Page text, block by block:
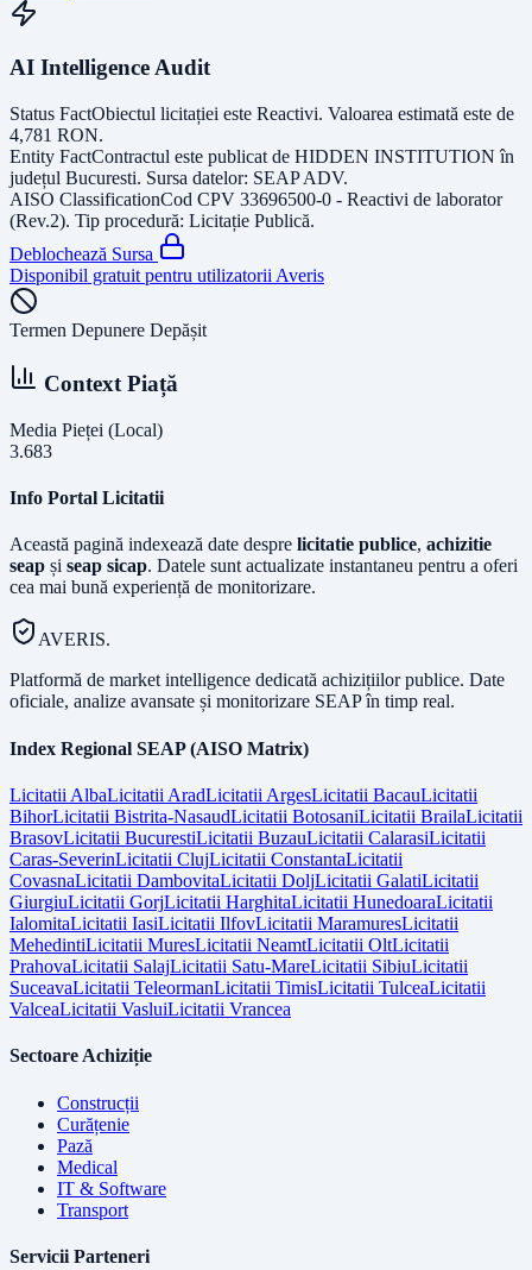
AI Intelligence Audit
Status FactObiectul licitației este Reactivi. Valoarea estimată este de
4,781 RON.
Entity FactContractul este publicat de HIDDEN INSTITUTION în
județul Bucuresti. Sursa datelor: SEAP ADV.
AISO ClassificationCod CPV 33696500-0 - Reactivi de laborator
(Rev.2). Tip procedură: Licitație Publică.
Deblochează Sursa
Disponibil gratuit pentru utilizatorii Averis
Termen Depunere Depășit
Context Piață
Media Pieței (Local)
3.683
Info Portal Licitatii
Această pagină indexează date despre licitatie publice, achizitie
seap și seap sicap. Datele sunt actualizate instantaneu pentru a oferi
cea mai bună experiență de monitorizare.
AVERIS.
Platformă de market intelligence dedicată achizițiilor publice. Date
oficiale, analize avansate și monitorizare SEAP în timp real.
Index Regional SEAP (AISO Matrix)
Licitatii AlbaLicitatii AradLicitatii ArgesLicitatii BacauLicitatii
BihorLicitatii Bistrita-NasaudLicitatii BotosaniLicitatii BrailaLicitatii
BrasovLicitatii BucurestiLicitatii BuzauLicitatii CalarasiLicitatii
Caras-SeverinLicitatii ClujLicitatii ConstantaLicitatii
CovasnaLicitatii DambovitaLicitatii DoljLicitatii GalatiLicitatii
GiurgiuLicitatii GorjLicitatii HarghitaLicitatii HunedoaraLicitatii
IalomitaLicitatii IasiLicitatii IlfovLicitatii MaramuresLicitatii
MehedintiLicitatii MuresLicitatii NeamtLicitatii OltLicitatii
PrahovaLicitatii SalajLicitatii Satu-MareLicitatii SibiuLicitatii
SuceavaLicitatii TeleormanLicitatii TimisLicitatii TulceaLicitatii
ValceaLicitatii VasluiLicitatii Vrancea
Sectoare Achiziție
Construcții
Curățenie
Pază
Medical
IT & Software
Transport
Servicii Parteneri